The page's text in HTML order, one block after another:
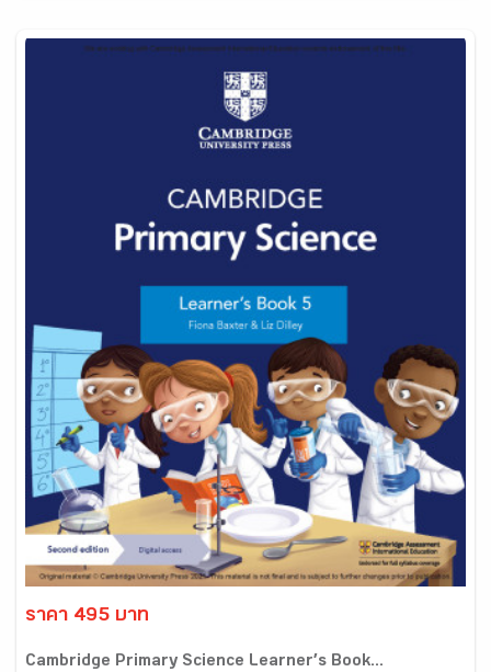
ราคา 495 บาท
Cambridge Primary Science Learner’s Book...